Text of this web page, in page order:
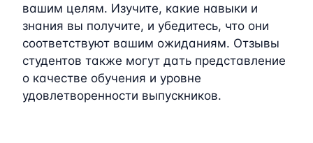
вашим целям. Изучите, какие навыки и
знания вы получите, и убедитесь, что они
соответствуют вашим ожиданиям. Отзывы
студентов также могут дать представление
о качестве обучения и уровне
удовлетворенности выпускников.